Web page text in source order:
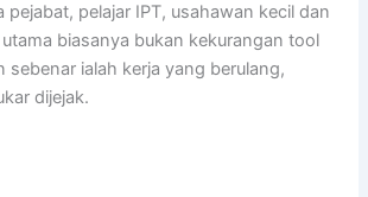
pejabat, pelajar IPT, usahawan kecil dan
biasanya bukan kekurangan tool
sebenar ialah kerja yang berulang,
dijejak.